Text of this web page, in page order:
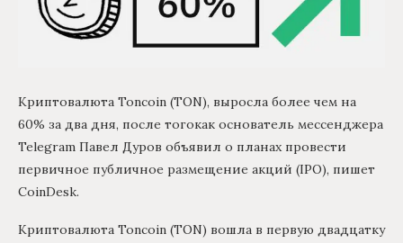
Криптовалюта Toncoin (TON), выросла более чем на
60% за два дня, после тогокак основатель мессенджера
Telegram Павел Дуров объявил о планах провести
первичное публичное размещение акций (IPO), пишет
CoinDesk.
Криптовалюта Toncoin (TON) вошла в первую двадцатку